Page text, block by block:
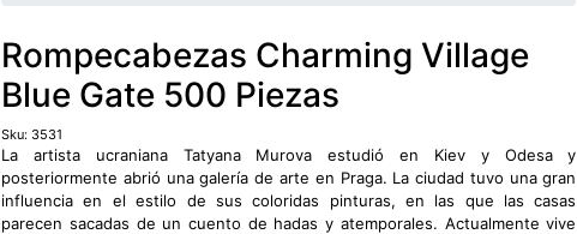
Rompecabezas Charming Village
Blue Gate 500 Piezas
Sku: 3531
La artista ucraniana Tatyana Murova estudió en Kiev y Odesa y
posteriormente abrió una galería de arte en Praga. La ciudad tuvo una gran
influencia en el estilo de sus coloridas pinturas, en las que las casas
parecen sacadas de un cuento de hadas y atemporales. Actualmente vive